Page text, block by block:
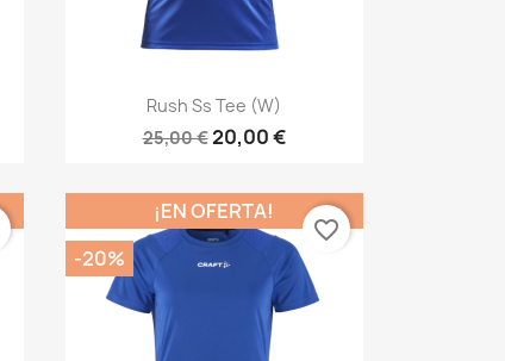
Vista rápida
Rush Ss Tee (W)
25,00 €20,00 €
¡EN OFERTA!
-20%
favorite_border